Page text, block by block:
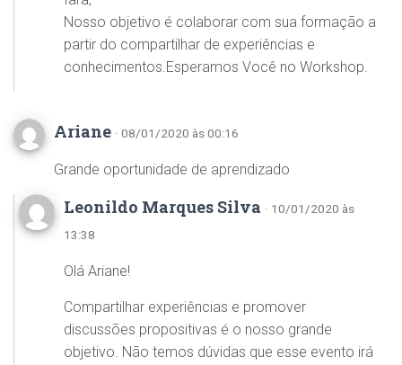
Nosso objetivo é colaborar com sua formação a
partir do compartilhar de experiências e
conhecimentos.Esperamos Você no Workshop.
Ariane · 08/01/2020 às 00:16
Grande oportunidade de aprendizado
Leonildo Marques Silva · 10/01/2020 às
13:38
Olá Ariane!
Compartilhar experiências e promover
discussões propositivas é o nosso grande
objetivo. Não temos dúvidas que esse evento irá